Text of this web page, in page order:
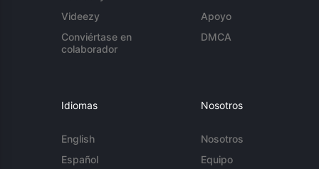
Videezy
Conviértase en
colaborador
Apoyo
DMCA
Idiomas
English
Español
Nosotros
Nosotros
Equipo